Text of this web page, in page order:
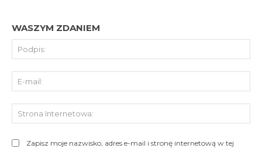
WASZYM ZDANIEM
Zapisz moje nazwisko, adres e-mail i stronę internetową w tej